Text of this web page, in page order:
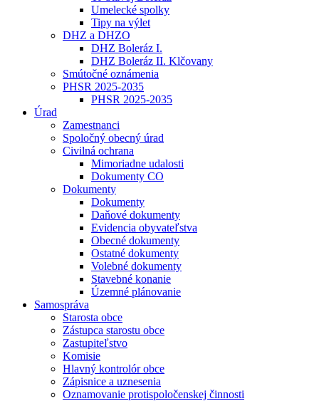
Umelecké spolky
Tipy na výlet
DHZ a DHZO
DHZ Boleráz I.
DHZ Boleráz II. Klčovany
Smútočné oznámenia
PHSR 2025-2035
PHSR 2025-2035
Úrad
Zamestnanci
Spoločný obecný úrad
Civilná ochrana
Mimoriadne udalosti
Dokumenty CO
Dokumenty
Dokumenty
Daňové dokumenty
Evidencia obyvateľstva
Obecné dokumenty
Ostatné dokumenty
Volebné dokumenty
Stavebné konanie
Územné plánovanie
Samospráva
Starosta obce
Zástupca starostu obce
Zastupiteľstvo
Komisie
Hlavný kontrolór obce
Zápisnice a uznesenia
Oznamovanie protispoločenskej činnosti